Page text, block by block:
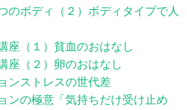
ボディ（２）ボディタイプで人
（１）貧血のおはなし
（２）卵のおはなし
ンストレスの世代差
の極意「気持ちだけ受け止め